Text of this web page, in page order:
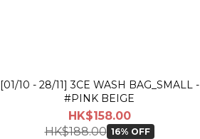
[01/10 - 28/11] 3CE WASH BAG_SMALL -
#PINK BEIGE
HK$158.00
HK$188.00 16% OFF